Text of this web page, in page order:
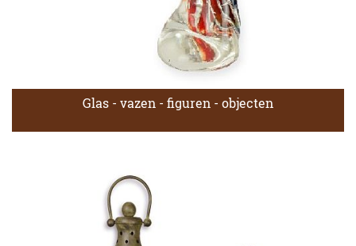
Glas - vazen - figuren - objecten